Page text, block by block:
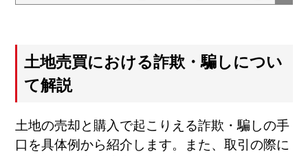
土地売買における詐欺・騙しについ
て解説
土地の売却と購入で起こりえる詐欺・騙しの手
口を具体例から紹介します。また、取引の際に